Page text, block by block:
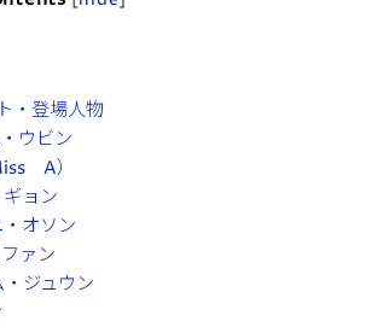
・登場人物
ウビン
A）
ョン
オソン
ァン
ジュウン